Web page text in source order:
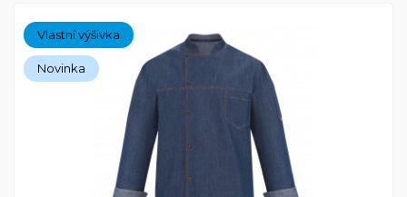
Vlastní výšivka
Novinka